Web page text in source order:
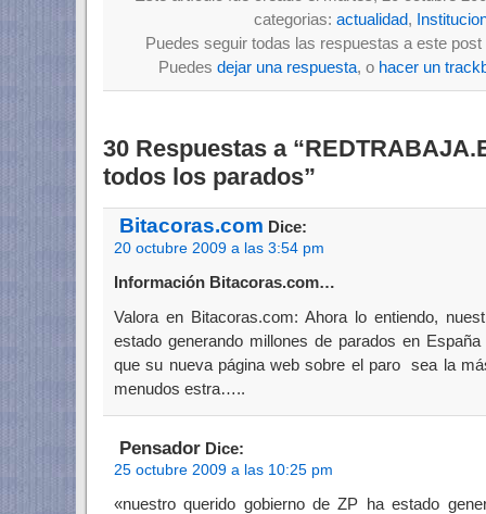
categorias: actualidad,
Puedes seguir todas las respuestas a este
Puedes dejar una respuesta, o hacer un
30 Respuestas a
todos los parados”
Bitacoras.com Dice:
20 octubre 2009 a las 3:54 pm
Información Bitacoras.com…
Valora en Bitacoras.com: Ahora lo entiendo,
estado generando millones de parados en
que su nueva página web sobre el paro sea la
menudos estra…..
Pensador Dice:
25 octubre 2009 a las 10:25 pm
«nuestro querido gobierno de ZP ha estado